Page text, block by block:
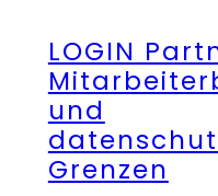
LOGIN
und
Grenzen